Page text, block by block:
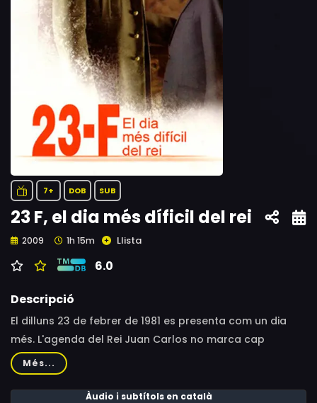
7+ DOB SUB
23 F, el dia més díficil del rei
2009 1h 15m Llista
6.0
Descripció
El dilluns 23 de febrer de 1981 es presenta com un dia
més. L'agenda del Rei Juan Carlos no marca cap
esdeveniment especial i l'agenda política inclou la
votació d'investidura del nou president del govern,
sense que s'esperi cap sorpresa. Però a les 18,23 de la
Més...
Àudio i subtítols en català